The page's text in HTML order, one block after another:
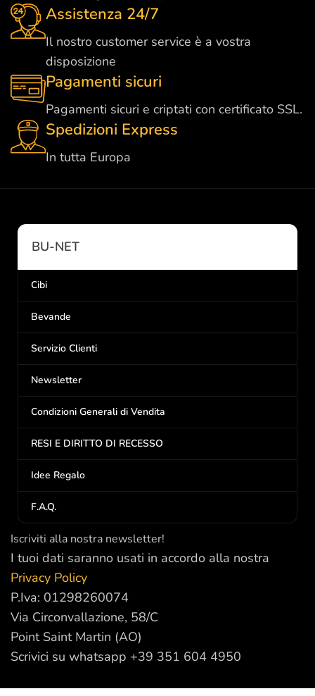
Assistenza 24/7
Il nostro customer service è a vostra
disposizione
Pagamenti sicuri
Pagamenti sicuri e criptati con certificato SSL.
Spedizioni Express
In tutta Europa
BU-NET
Cibi
Bevande
Servizio Clienti
Newsletter
Condizioni Generali di Vendita
RESI E DIRITTO DI RECESSO
Idee Regalo
F.A.Q.
Iscriviti alla nostra newsletter!
I tuoi dati saranno usati in accordo alla nostra
Privacy Policy
P.Iva: 01298260074
Via Circonvallazione, 58/C
Point Saint Martin (AO)
Scrivici su whatsapp +39 351 604 4950